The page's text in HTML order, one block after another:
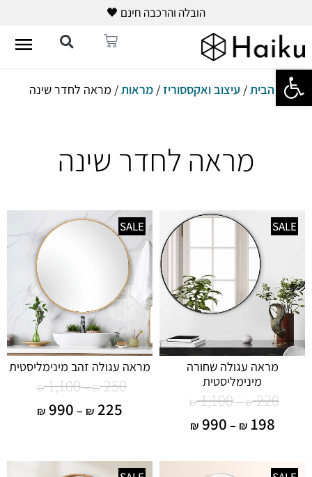
הובלה והרכבה חינם 🖤
עמוד הבית/ עיצוב ואקססוריז/ מראות/ מראה לחדר שינה
מראה לחדר שינה
SALE
מראה עגולה שחורה
מינימליסטית
₪220
–
₪1,100
₪198
–
₪990
SALE
מראה עגולה זהב מינימליסטית
₪250
–
₪1,100
₪ 225
–
₪ 990
פתח סרגל נגישות